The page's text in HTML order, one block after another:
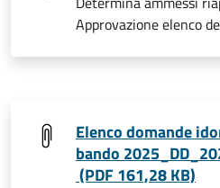
Approvazione elenco
Elenco domande
bando
(PDF 161,28 KB)